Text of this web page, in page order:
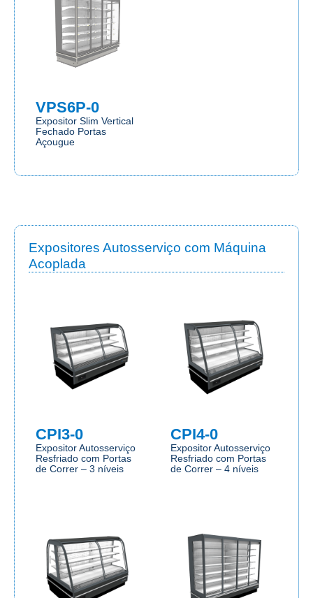
VPS6P-0
Expositor Slim Vertical
Fechado Portas
Açougue
Expositores Autosserviço com Máquina
Acoplada
CPI3-0
Expositor Autosserviço
Resfriado com Portas
de Correr – 3 níveis
CPI4-0
Expositor Autosserviço
Resfriado com Portas
de Correr – 4 níveis